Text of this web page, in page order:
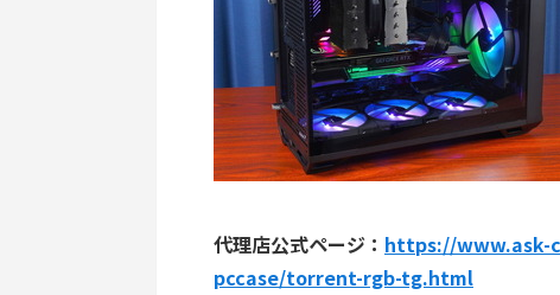
代理店公式ページ： https://
pccase/torrent-rgb-tg.html